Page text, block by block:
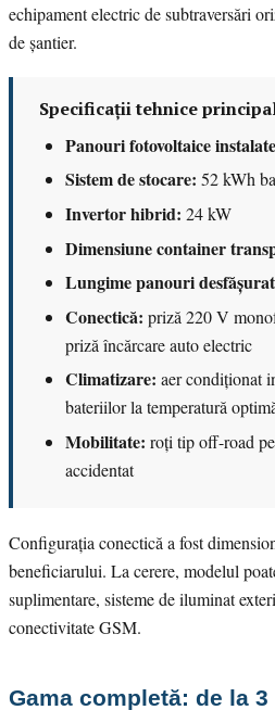
echipament electric de subtraversări
de șantier.
Specificații tehnice
Panouri fotovoltaice
Sistem de stocare: 52 kWh
Invertor hibrid: 24 kW
Dimensiune container
Lungime panouri
Conectică: priză 220 V
priză încărcare auto electric
Climatizare: aer condiționat
bateriilor la temperatură
Mobilitate: roți tip off-road
accidentat
Configurația conectică a fost
beneficiarului. La cerere, modelul
suplimentare, sisteme de iluminat
conectivitate GSM.
Gama completă: de la